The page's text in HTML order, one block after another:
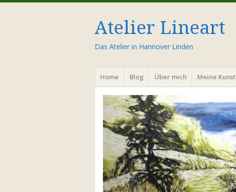
Atelier Lineart
Das Atelier in Hannover Linden
Menü
Zum
Inhalt
springen
Home Blog Über mich Meine Kunst